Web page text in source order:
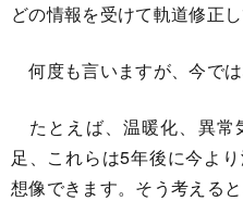
どの情報を受けて軌道修正
何度も言いますが、今では
たとえば、温暖化、異常
足、これらは5年後に今よ
想像できます。そう考える